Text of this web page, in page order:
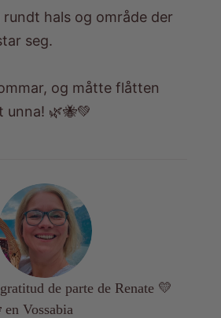
hals og område der
seg.
og måtte flåtten
unna! 🌿🐝💚
de parte de Renate 💛
Vossabia